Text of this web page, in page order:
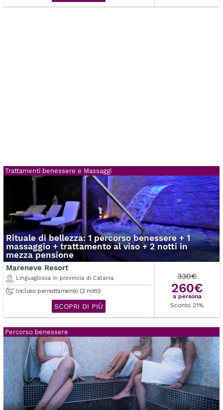
Trattamenti benessere e Massaggi
Rituale di bellezza: 1 percorso benessere + 1
massaggio + trattamento al viso + 2 notti in
mezza pensione
Mareneve Resort
Linguaglossa in provincia di Catania
Incluso pernottamento (2 notti)
SCOPRI DI PIÙ
330€
260€
a persona
Sconto 21%
Percorso benessere